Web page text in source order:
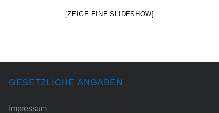
[ZEIGE EINE SLIDESHOW]
GESETZLICHE ANGABEN
Impressum